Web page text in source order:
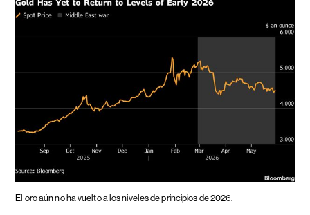
El oro aún no ha vuelto a los niveles de principios de 2026.